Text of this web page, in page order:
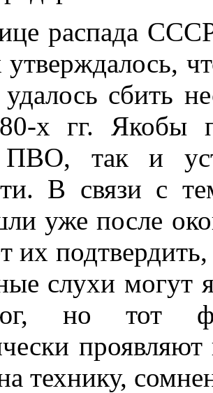
распада
утверждалось,
сбить
х гг. Якобы
ПВО, так и
В связи с
уже после
их
слухи могут
но тот
технику,